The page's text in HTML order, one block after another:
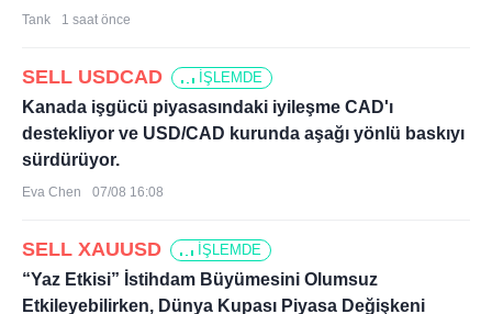
Tank 1 saat önce
SELL USDCAD İŞLEMDE
Kanada işgücü piyasasındaki iyileşme CAD'ı
destekliyor ve USD/CAD kurunda aşağı yönlü baskıyı
sürdürüyor.
Eva Chen 07/08 16:08
SELL XAUUSD İŞLEMDE
“Yaz Etkisi” İstihdam Büyümesini Olumsuz
Etkileyebilirken, Dünya Kupası Piyasa Değişkeni